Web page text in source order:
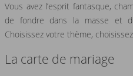
Vous avez l’esprit fantasque,
de fondre dans la masse et
Choisissez votre thème,
La carte de mariage